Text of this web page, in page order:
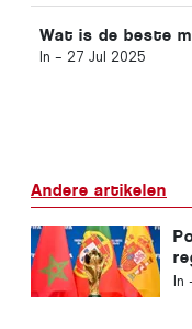
Wat is de beste
In - 27 Jul 2025
Andere artikelen
in
In